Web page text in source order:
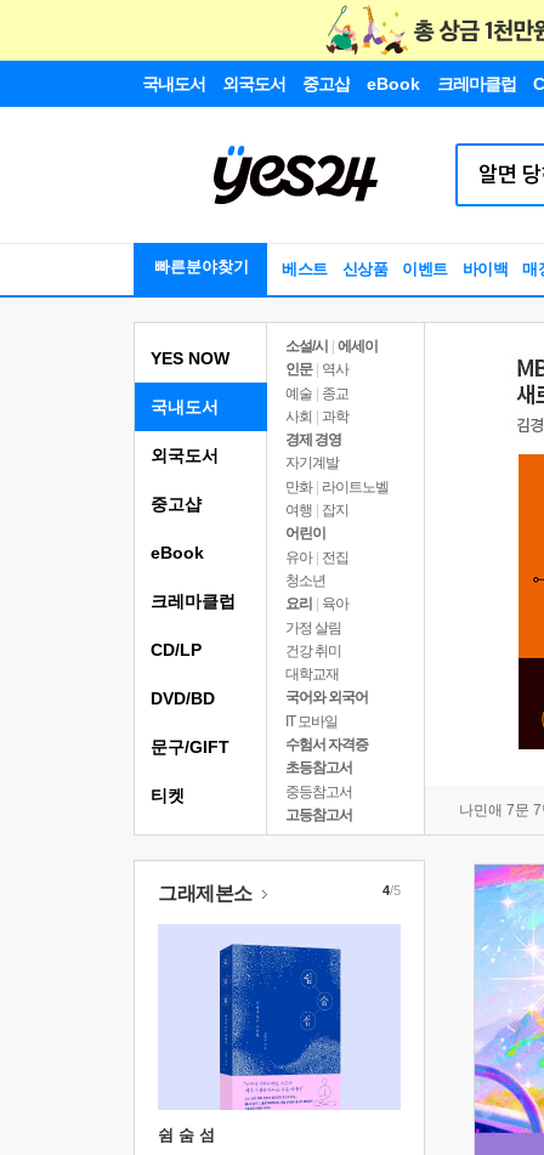
국내도서 외국도서 중고샵 eBook 크레마클럽
빠른분야찾기 베스트 신상품 이벤트 바이백 매
YES NOW
국내도서
소설/시
에세이
인문
역사
예술 | 종교
사회 | 과학
경제 경영
자기계발
만화 | 라이트노벨
여행
잡지
어린이
유아 | 전집
청소년
요리
육아
가정 살림
건강 취미
대학교재
국어와 외국어
IT 모바일
수험서 자격증
초등참고서
중등참고서
고등참고서
나민애 7문
외국도서
중고샵
eBook
크레마클럽
CD/LP
DVD/BD
문구/GIFT
티켓
그래제본소
쉼 숨 섬
4/5